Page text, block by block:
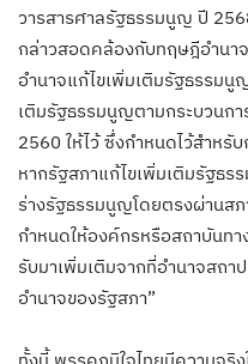
วารสารศาลรัฐธรรมนูญ ปี
กล่าวสอดคล้องกับทฤษฎีอำนา
อำนาจแก้ไขเพิ่มเติมรัฐธรรมนู
เติมรัฐธรรมนูญตามกระบวนก
2560 ให้ไว้ ซึ่งกำหนดไว้สำหรั
หากรัฐสภาแก้ไขเพิ่มเติมรัฐธร
ร่างรัฐธรรมนูญโดยตรงผ่านส
กำหนดให้องค์กรหรือสถาบันท
รับมาเพิ่มเติมจากที่อำนาจสถา
อำนาจของรัฐสภา”